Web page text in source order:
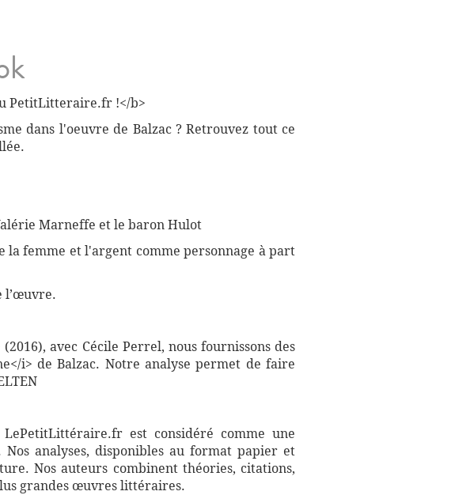
PetitLitteraire.fr !</b>
dans l'oeuvre de Balzac ? Retrouvez tout ce
Marneffe et le baron Hulot
la femme et l'argent comme personnage à part
l’œuvre.
avec Cécile Perrel, nous fournissons des
i> de Balzac. Notre analyse permet de faire
est considéré comme une
analyses, disponibles au format papier et
Nos auteurs combinent théories, citations,
grandes œuvres littéraires.